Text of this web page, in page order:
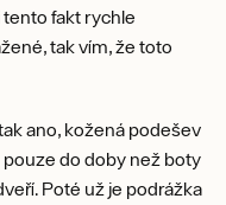
fakt rychle
tak vím, že toto
ano, kožená podešev
do doby než boty
Poté už je podrážka